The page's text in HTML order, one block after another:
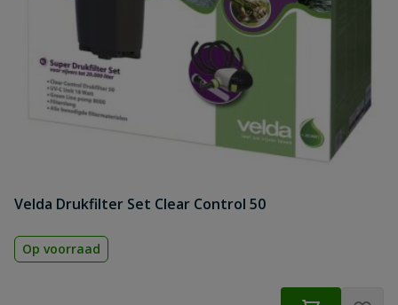
Velda Drukfilter Set Clear Control 50
Op voorraad